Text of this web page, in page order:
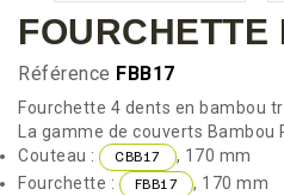
FOURCHETTE
Référence FBB17
Fourchette 4 dents en bambou
La gamme de couverts Bambou
Couteau :
CBB17
, 170 mm
Fourchette :
FBB17
, 170 mm